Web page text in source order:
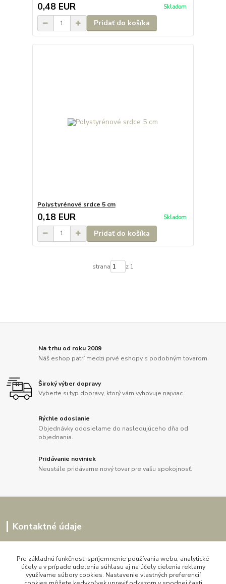
0,48 EUR Skladom
Pridať do košíka
Polystyrénové srdce 5 cm
0,18 EUR Skladom
Pridať do košíka
strana z 1
Na trhu od roku 2009
Náš eshop patrí medzi prvé eshopy s podobným tovarom.
Široký výber dopravy
Vyberte si typ dopravy, ktorý vám vyhovuje najviac.
Rýchle odoslanie
Objednávky odosielame do nasledujúceho dňa od
objednania.
Pridávanie noviniek
Neustále pridávame nový tovar pre vašu spokojnosť.
Kontaktné údaje
0907864188
pon. - pia. 9,00 do 16,00h
Pre základnú funkčnosť, spríjemnenie používania webu, analytické
účely a v prípade udelenia súhlasu aj na účely cielenia reklamy
využívame súbory cookies. Nastavenie vlastných preferencií